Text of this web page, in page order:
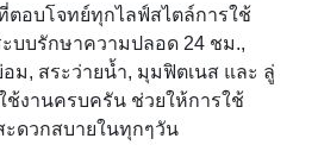
อบโจทย์ทุกไลฟ์สไตล์การใช้
บบรักษาความปลอด 24 ชม.,
ม, สระว่ายน้ำ, มุมฟิตเนส และ ลู่
ช้งานครบครัน ช่วยให้การใช้
ดวกสบายในทุกๆวัน